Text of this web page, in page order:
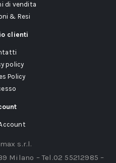
di vendita
& Resi
clienti
policy
Policy
s.r.l.
Milano – Tel.02 55212985 –